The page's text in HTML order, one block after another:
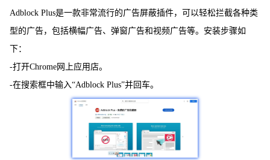
Adblock Plus是一款非常流行的广告屏蔽插件，可以轻松拦截各种类
型的广告，包括横幅广告、弹窗广告和视频广告等。安装步骤如
下：
-打开Chrome网上应用店。
-在搜索框中输入“Adblock Plus”并回车。